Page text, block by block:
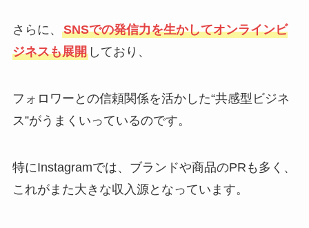
さらに、 SNSでの発信力を生かしてオンラインビ
ジネスも展開しており、
フォロワーとの信頼関係を活かした“共感型ビジネ
ス”がうまくいっているのです。
特にInstagramでは、ブランドや商品のPRも多く、
これがまた大きな収入源となっています。